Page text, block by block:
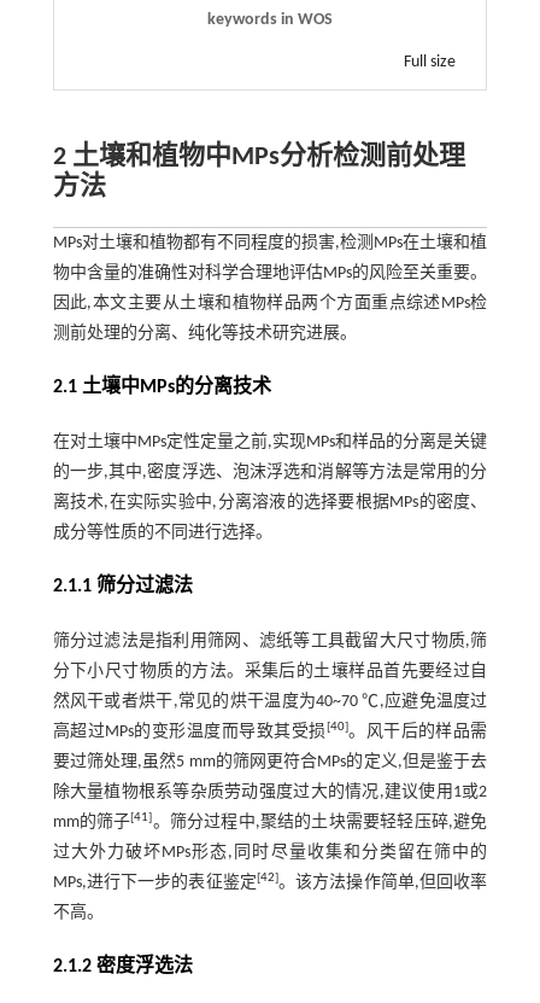
keywords in WOS
Full size
2 土壤和植物中MPs分析检测前处理
方法
MPs对土壤和植物都有不同程度的损害,检测MPs在土壤和植
物中含量的准确性对科学合理地评估MPs的风险至关重要。
因此,本文主要从土壤和植物样品两个方面重点综述MPs检
测前处理的分离、纯化等技术研究进展。
2.1 土壤中MPs的分离技术
在对土壤中MPs定性定量之前,实现MPs和样品的分离是关键
的一步,其中,密度浮选、泡沫浮选和消解等方法是常用的分
离技术,在实际实验中,分离溶液的选择要根据MPs的密度、
成分等性质的不同进行选择。
2.1.1 筛分过滤法
筛分过滤法是指利用筛网、滤纸等工具截留大尺寸物质,筛
分下小尺寸物质的方法。采集后的土壤样品首先要经过自
然风干或者烘干,常见的烘干温度为40~70 ℃,应避免温度过
高超过MPs的变形温度而导致其受损 [40]。风干后的样品需
要过筛处理,虽然5 mm的筛网更符合MPs的定义,但是鉴于去
除大量植物根系等杂质劳动强度过大的情况,建议使用1或2
mm的筛子[41]。筛分过程中,聚结的土块需要轻轻压碎,避免
过大外力破坏MPs形态,同时尽量收集和分类留在筛中的
MPs,进行下一步的表征鉴定[42]。该方法操作简单,但回收率
不高。
2.1.2 密度浮选法